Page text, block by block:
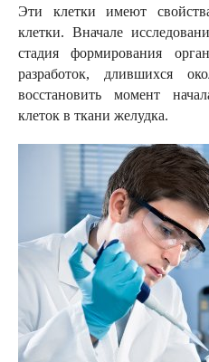
Эти клетки имеют
клетки. Вначале
стадия формирования
разработок, длившихся
восстановить момент
клеток в ткани желудка.